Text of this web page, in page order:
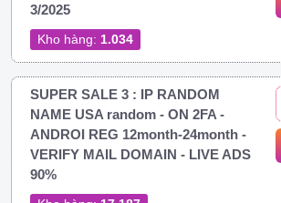
3/2025
Kho hàng: 1.034
SUPER SALE 3 : IP RANDOM
NAME USA random - ON 2FA -
ANDROI REG 12month-24month -
VERIFY MAIL DOMAIN - LIVE ADS
90%